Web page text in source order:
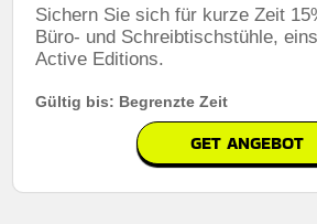
Sichern Sie sich für kurze Zeit
Büro- und Schreibtischstühle,
Active Editions.
Gültig bis: Begrenzte Zeit
GET ANGEBOT